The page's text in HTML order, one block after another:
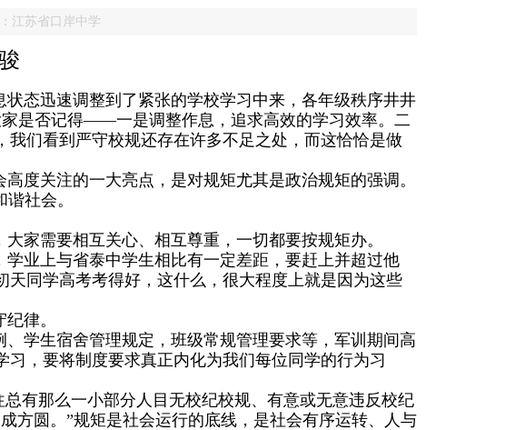
江苏省口岸中学
态迅速调整到了紧张的学校学习中来，各年级秩序井井
家是否记得——一是调整作息，追求高效的学习效率。二
们看到严守校规还存在许多不足之处，而这恰恰是做
度关注的一大亮点，是对规矩尤其是政治规矩的强调。
社会。
家需要相互关心、相互尊重，一切都要按规矩办。
业上与省泰中学生相比有一定差距，要赶上并超过他
同学高考考得好，这什么，很大程度上就是因为这些
律。
学生宿舍管理规定，班级常规管理要求等，军训期间高
，要将制度要求真正内化为我们每位同学的行为习
有那么一小部分人目无校纪校规、有意或无意违反校纪
方圆。”规矩是社会运行的底线，是社会有序运转、人与